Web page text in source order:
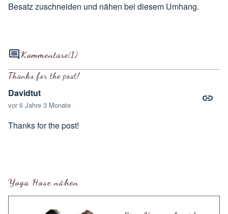
Besatz zuschneiden und nähen bei diesem Umhang.
Kommentare(1)
Thanks for the post!
Davidtut
vor 6 Jahre 3 Monate
Thanks for the post!
Yoga Hose nähen